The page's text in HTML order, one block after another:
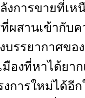
งการขายที่เ
ผสานเข้ากับ
บรรยากาศข
มืองที่หาได้ย
การใหม่ได้อี